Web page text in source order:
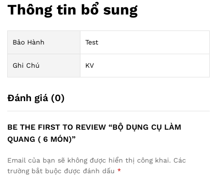
Thông tin bổ sung
Bảo Hành Test
Ghi Chú KV
Đánh giá (0)
BE THE FIRST TO REVIEW “BỘ DỤNG CỤ LÀM
QUANG ( 6 MÓN)”
Email của bạn sẽ không được hiển thị công khai. Các
trường bắt buộc được đánh dấu *